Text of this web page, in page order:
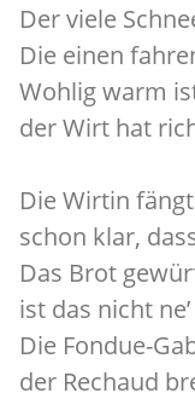
Der viele
Die einen
Wohlig warm
der Wirt hat
Die Wirtin
schon klar,
Das Brot
ist das nicht
Die Fondue-
der Rechaud